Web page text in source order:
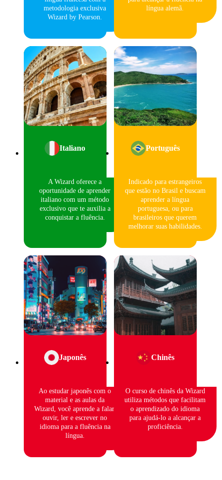
metodologia exclusiva
Wizard by Pearson.
língua alemã.
Italiano
A Wizard oferece a
oportunidade de aprender
italiano com um método
exclusivo que te auxilia a
conquistar a fluência.
Português
Indicado para estrangeiros
que estão no Brasil e buscam
aprender a língua
portuguesa, ou para
brasileiros que querem
melhorar suas habilidades.
Japonês
Ao estudar japonês com o
material e as aulas da
Wizard, você aprende a falar,
ouvir, ler e escrever no
idioma para a fluência na
língua.
Chinês
O curso de chinês da Wizard
utiliza métodos que facilitam
o aprendizado do idioma
para ajudá-lo a alcançar a
proficiência.